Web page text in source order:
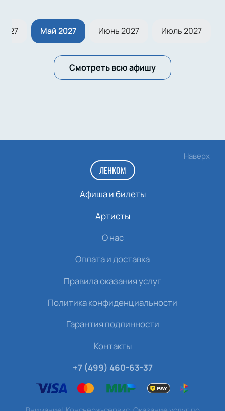
Май 2027 Июнь 2027 Июль 2027
Смотреть всю афишу
Наверх
ЛЕНКОМ
Афиша и билеты
Артисты
О нас
Оплата и доставка
Правила оказания услуг
Политика конфиденциальности
Гарантия подлинности
Контакты
+7 (499) 460-63-37